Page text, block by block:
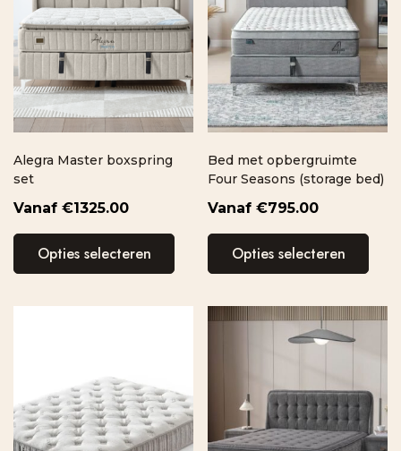
Alegra Master boxspring
set
€1325.00
Opties selecteren
Bed met opbergruimte
Four Seasons (storage bed)
€795.00
Opties selecteren